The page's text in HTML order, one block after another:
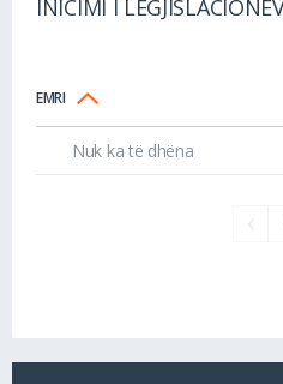
INICIMI I
EMRI
Nuk ka të dhëna